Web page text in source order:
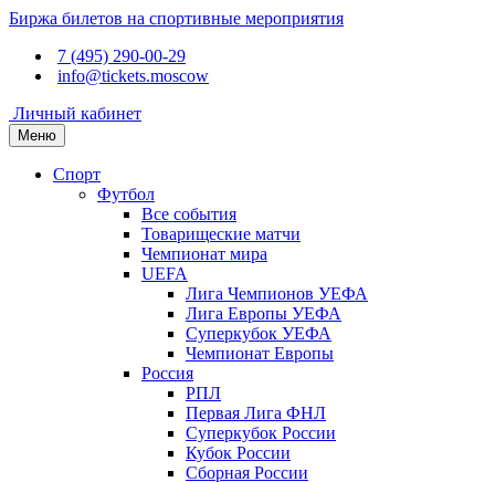
Биржа билетов на спортивные мероприятия
7 (495) 290-00-29
info@tickets.moscow
Личный кабинет
Меню
Спорт
Футбол
Все события
Товарищеские матчи
Чемпионат мира
UEFA
Лига Чемпионов УЕФА
Лига Европы УЕФА
Суперкубок УЕФА
Чемпионат Европы
Россия
РПЛ
Первая Лига ФНЛ
Суперкубок России
Кубок России
Сборная России